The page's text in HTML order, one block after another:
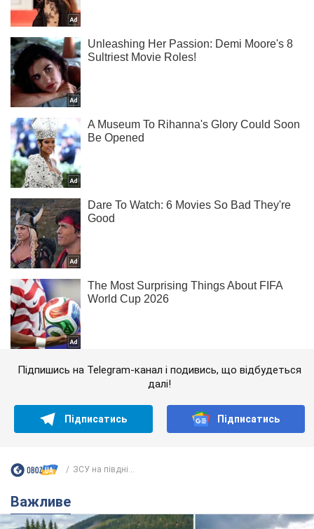
Підпишись на Telegram-канал і подивись, що відбудеться
далі!
Підписатись Підписатись
ЗСУ на півдні...
Важливе